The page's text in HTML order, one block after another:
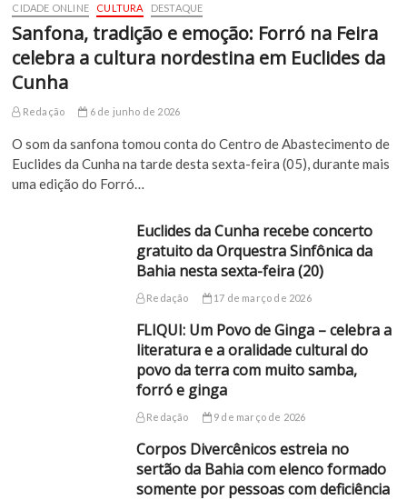
CIDADE ONLINE CULTURA DESTAQUE
Sanfona, tradição e emoção: Forró na Feira
celebra a cultura nordestina em Euclides da
Cunha
Redação 6 de junho de 2026
O som da sanfona tomou conta do Centro de Abastecimento de
Euclides da Cunha na tarde desta sexta-feira (05), durante mais
uma edição do Forró…
Euclides da Cunha recebe concerto
gratuito da Orquestra Sinfônica da
Bahia nesta sexta-feira (20)
Redação 17 de março de 2026
FLIQUI: Um Povo de Ginga – celebra a
literatura e a oralidade cultural do
povo da terra com muito samba,
forró e ginga
Redação 9 de março de 2026
Corpos Divercênicos estreia no
sertão da Bahia com elenco formado
somente por pessoas com deficiência